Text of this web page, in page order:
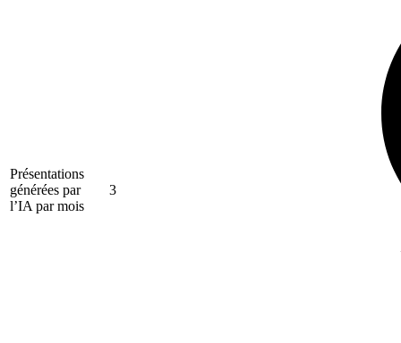
Présentations
générées par
l’IA par mois
3